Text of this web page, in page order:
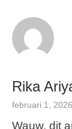
Rika
februari 1, 2026
Wauw, dit